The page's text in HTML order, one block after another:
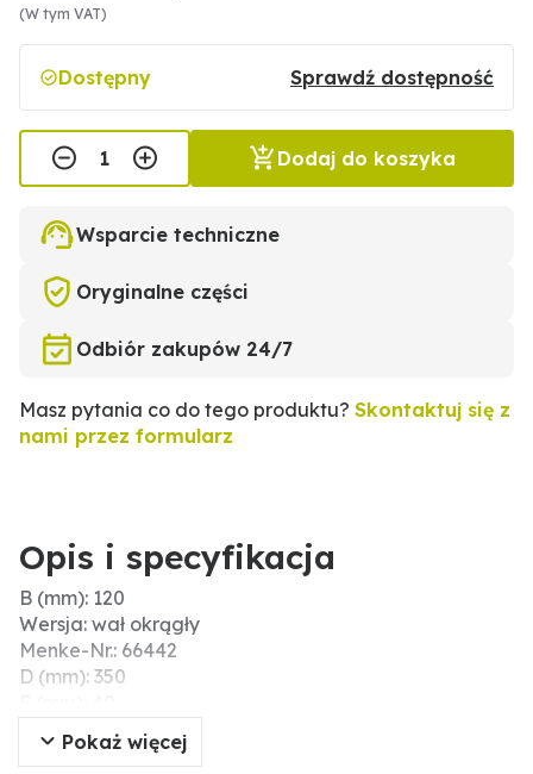
(W tym VAT)
Dostępny Sprawdź dostępność
Dodaj do koszyka
Wsparcie techniczne
Oryginalne części
Odbiór zakupów 24/7
Masz pytania co do tego produktu? Skontaktuj się z
nami przez formularz
Opis i specyfikacja
B (mm): 120
Wersja: wał okrągły
Menke-Nr.: 66442
D (mm): 350
Materiał: GG 25
S (mm): 60
Pokaż więcej